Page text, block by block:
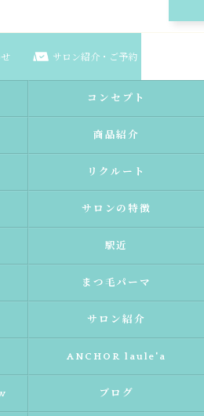
サロン紹介・ご予約
コンセプト
商品紹介
リクルート
サロンの特徴
駅近
まつ毛パーマ
サロン紹介
ANCHOR laule'a
ブログ